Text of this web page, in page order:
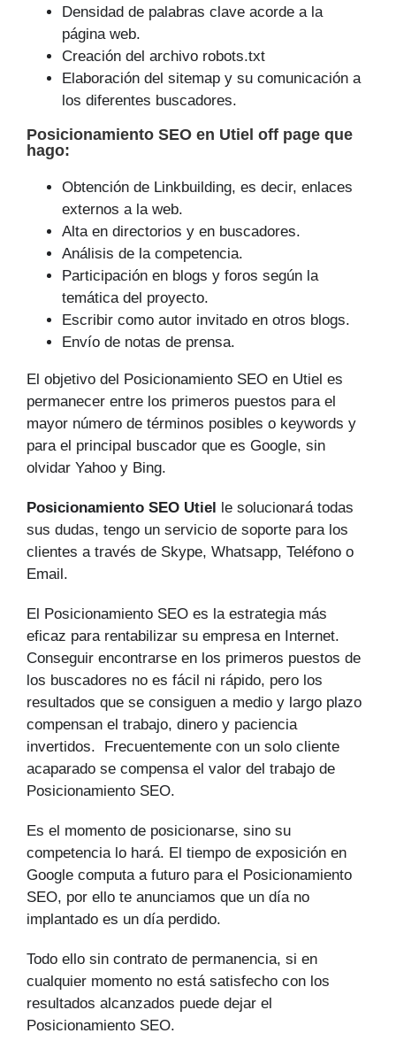
Densidad de palabras clave acorde a la
página web.
Creación del archivo robots.txt
Elaboración del sitemap y su comunicación a
los diferentes buscadores.
Posicionamiento SEO en Utiel off page que
hago:
Obtención de Linkbuilding, es decir, enlaces
externos a la web.
Alta en directorios y en buscadores.
Análisis de la competencia.
Participación en blogs y foros según la
temática del proyecto.
Escribir como autor invitado en otros blogs.
Envío de notas de prensa.
El objetivo del Posicionamiento SEO en Utiel es
permanecer entre los primeros puestos para el
mayor número de tér­minos posibles o keywords y
para el principal buscador que es Google, sin
olvidar Yahoo y Bing.
Posicionamiento SEO Utiel
le solucionará todas
sus dudas, tengo un servicio de soporte para los
clientes a través de Skype, Whatsapp, Teléfono o
Email.
El Posicionamiento SEO es la estrategia más
eficaz para rentabilizar su empresa en Internet.
Conseguir encontrarse en los primeros puestos de
los buscadores no es fácil ni rápido, pero los
resultados que se consiguen a medio y largo plazo
compensan el trabajo, dinero y paciencia
invertidos. Frecuentemente con un solo cliente
acaparado se compensa el valor del trabajo de
Posicionamiento SEO.
Es el momento de posicionarse, sino su
competencia lo hará. El tiempo de exposición en
Google computa a futuro para el Posicionamiento
SEO, por ello te anunciamos que un día no
implantado es un día perdido.
Todo ello sin contrato de permanencia, si en
cualquier momento no está satisfecho con los
resultados alcanzados puede dejar el
Posicionamiento SEO.